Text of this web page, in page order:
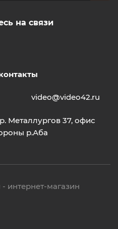
на связи
video@video42.ru
Металлургов 37, офис
р.Аба
интернет-магазин